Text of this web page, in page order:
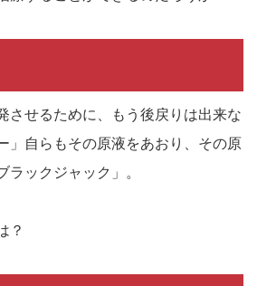
させるために、もう後戻りは出来な
」自らもその原液をあおり、その原
ラックジャック」。
？